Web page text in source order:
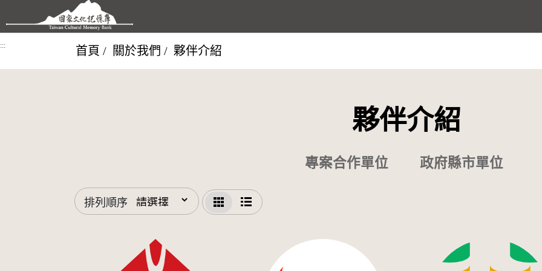
跳到主要內容區塊
::: 首頁 關於我們 夥伴介紹
夥伴介紹
專案合作單位 政府縣市單位
排列順序
圖
圖
文